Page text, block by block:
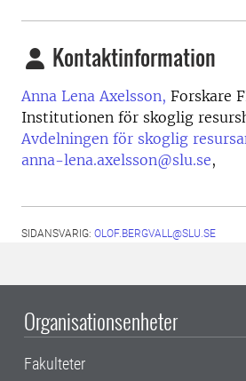
Kontaktinformation
Anna Lena Axelsson, Forskare
Institutionen för skoglig
Avdelningen för skoglig
anna-lena.axelsson@slu.se,
SIDANSVARIG: OLOF.BERGVALL@SLU.SE
Organisationsenheter
Fakulteter